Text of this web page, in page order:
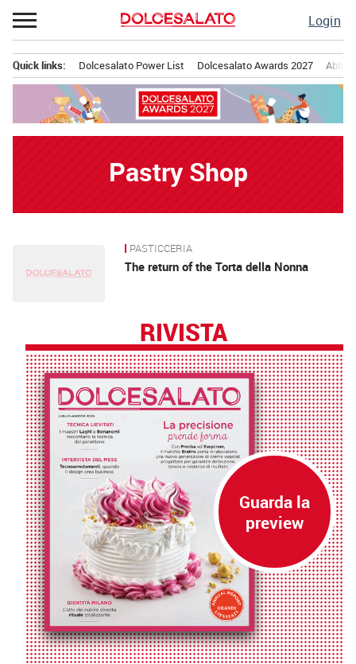
Passa
al
Login
principale
Quick links: Dolcesalato Power List Dolcesalato Awards 2027
Pastry Shop
PASTICCERIA
The return of the Torta della Nonna
RIVISTA